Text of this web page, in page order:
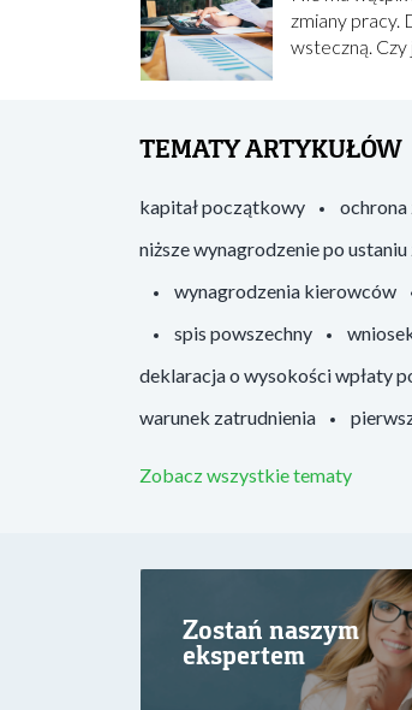
zmiany pracy.
wsteczną. Czy
TEMATY ARTYKUŁÓW
kapitał początkowy
niższe wynagrodzenie po
wynagrodzenia kierowców
spis powszechny
deklaracja o wysokości wpłaty
warunek zatrudnienia
Zobacz wszystkie tematy
Zostań naszym
ekspertem